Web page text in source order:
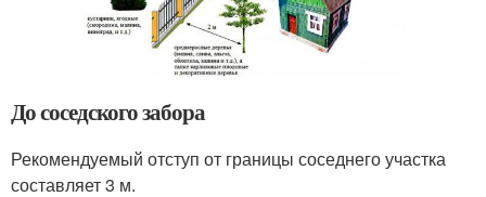
До соседского забора
Рекомендуемый отступ от границы соседнего участка
составляет 3 м.